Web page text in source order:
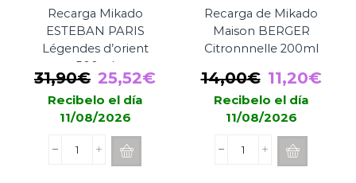
Recarga Mikado
ESTEBAN PARIS
Légendes d’orient
500ml
31,90€ El
precio
original
era:
31,90€.
25,52€El
Recibelo el día
11/08/2026
Recarga
Mikado
Recarga de Mikado
Maison BERGER
Citronnnelle 200ml
14,00€ El
precio
original
era:
14,00€.
11,20€El
Recibelo el día
11/08/2026
Recarga